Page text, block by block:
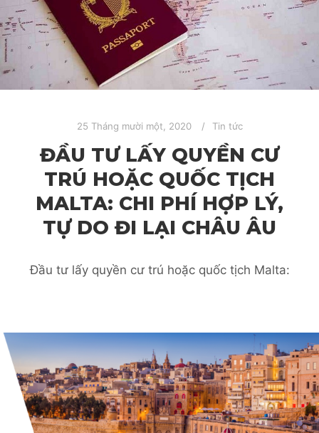
25 Tháng mười một, 2020 Tin tức
ĐẦU TƯ LẤY QUYỀN CƯ
TRÚ HOẶC QUỐC TỊCH
MALTA: CHI PHÍ HỢP LÝ,
TỰ DO ĐI LẠI CHÂU ÂU
Đầu tư lấy quyền cư trú hoặc quốc tịch Malta: